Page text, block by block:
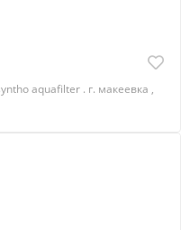
aquafilter . г. макеевка ,